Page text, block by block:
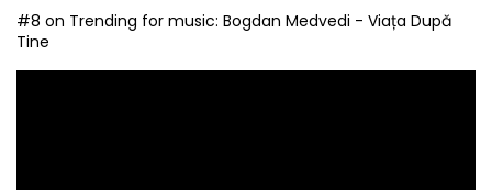
#8 on Trending for music: Bogdan Medvedi - Viața După
Tine